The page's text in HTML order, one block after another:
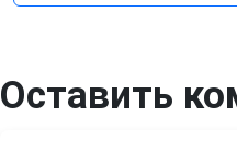
Оставить